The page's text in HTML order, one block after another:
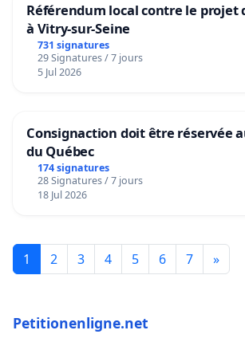
Référendum local contre le
à Vitry-sur-Seine
731 signatures
29 Signatures / 7 jours
5 Jul 2026
Consignaction doit être réservée
du Québec
174 signatures
28 Signatures / 7 jours
18 Jul 2026
1 2 3 4 5 6 7 »
Petitionenligne.net